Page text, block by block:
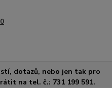
dotazů, nebo jen tak pro
na tel. č.: 731 199 591.